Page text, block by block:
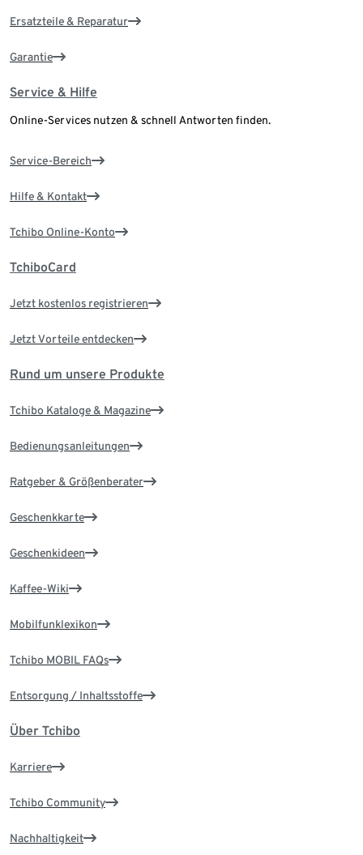
Ersatzteile & Reparatur
Garantie
Service & Hilfe
Online-Services nutzen & schnell Antworten finden.
Service-Bereich
Hilfe & Kontakt
Tchibo Online-Konto
TchiboCard
Jetzt kostenlos registrieren
Jetzt Vorteile entdecken
Rund um unsere Produkte
Tchibo Kataloge & Magazine
Bedienungsanleitungen
Ratgeber & Größenberater
Geschenkkarte
Geschenkideen
Kaffee-Wiki
Mobilfunklexikon
Tchibo MOBIL FAQs
Entsorgung / Inhaltsstoffe
Über Tchibo
Karriere
Tchibo Community
Nachhaltigkeit